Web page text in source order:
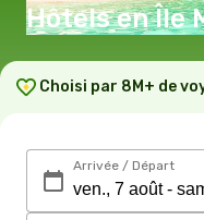
Hôtels en Île
Choisi par 8M+ de
Arrivée / Départ